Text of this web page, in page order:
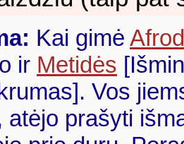
Kai gimė
ir Metidės
Vos
atėjo prašyti